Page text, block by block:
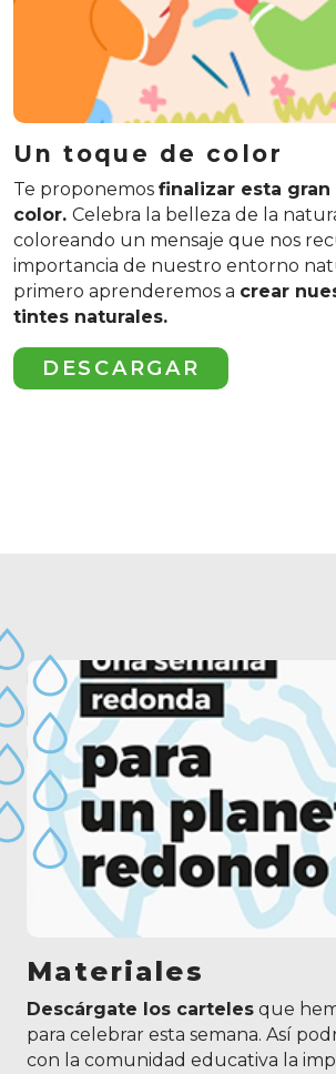
Un toque de color
Te proponemos finalizar esta
color. Celebra la belleza de la
coloreando un mensaje que nos
importancia de nuestro entorno
primero aprenderemos a crear
tintes naturales.
DESCARGAR
Materiales
Descárgate los carteles que
para celebrar esta semana. Así
con la comunidad educativa la